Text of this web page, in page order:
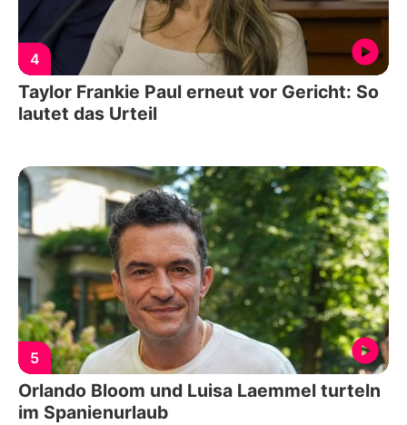
4
Taylor Frankie Paul erneut vor Gericht: So
lautet das Urteil
5
Orlando Bloom und Luisa Laemmel turteln
im Spanienurlaub